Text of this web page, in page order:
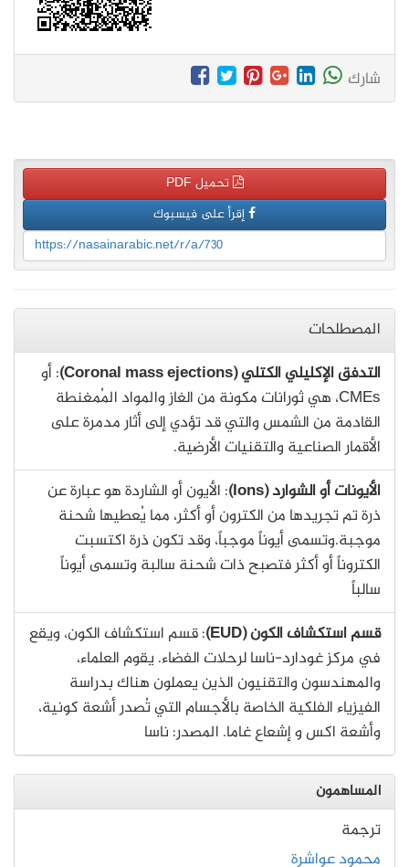
شارك
تحميل PDF
إقرأ على فيسبوك
https://nasainarabic.net/r/a/730
المصطلحات
التدفق الإكليلي الكتلي (Coronal mass ejections)
: أو
CMEs، هي ثورانات مكونة من الغاز والمواد المُمغنطة
القادمة من الشمس والتي قد تؤدي إلى أثار مدمرة على
الأقمار الصناعية والتقنيات الأرضية.
الأيونات أو الشوارد (Ions)
: الأيون أو الشاردة هو عبارة عن
ذرة تم تجريدها من الكترون أو أكثر، مما يُعطيها شحنة
موجبة.وتسمى أيوناً موجباً، وقد تكون ذرة اكتسبت
الكتروناً أو أكثر فتصبح ذات شحنة سالبة وتسمى أيوناً
سالباً
قسم استكشاف الكون (EUD)
: قسم استكشاف الكون، ويقع
في مركز غودارد-ناسا لرحلات الفضاء. يقوم العلماء،
والمهندسون والتقنيون الذين يعملون هناك بدراسة
الفيزياء الفلكية الخاصة بالأجسام التي تُصدر أشعة كونية،
وأشعة اكس و إشعاع غاما. المصدر: ناسا
المساهمون
ترجمة
محمود عواشرة